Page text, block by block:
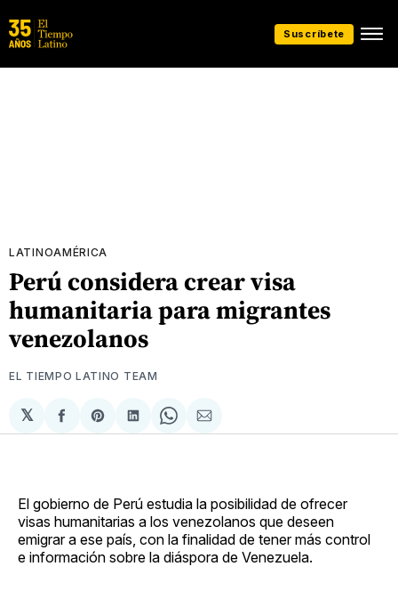
Suscríbete
LATINOAMÉRICA
Perú considera crear visa
humanitaria para migrantes
venezolanos
EL TIEMPO LATINO TEAM
𝕏
Compartir
en
Share
on
Compartir
en
Share
on
Compartir
via
El gobierno de Perú estudia la posibilidad de ofrecer
visas humanitarias a los venezolanos que deseen
emigrar a ese país, con la finalidad de tener más control
e información sobre la diáspora de Venezuela.